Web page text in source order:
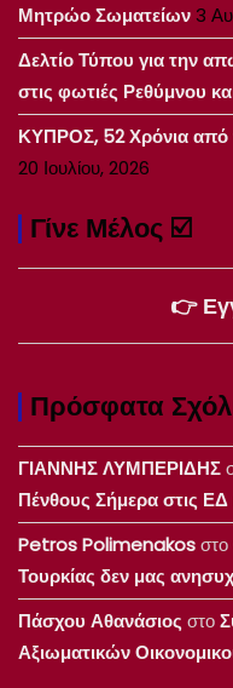
Μητρώο Σωματείων3
Δελτίο Τύπου για την
στις φωτιές Ρεθύμνου
ΚΥΠΡΟΣ, 52 Χρόνια από
20 Ιουλίου, 2026
Γίνε Μέλος ☑️
👉
Πρόσφατα
ΓΙΑΝΝΗΣ ΛΥΜΠΕΡΙΔΗΣ
Πένθους Σήμερα στις
Petros Polimenakosστο
Τουρκίας δεν μας
Πάσχου Αθανάσιος στο
Αξιωματικών